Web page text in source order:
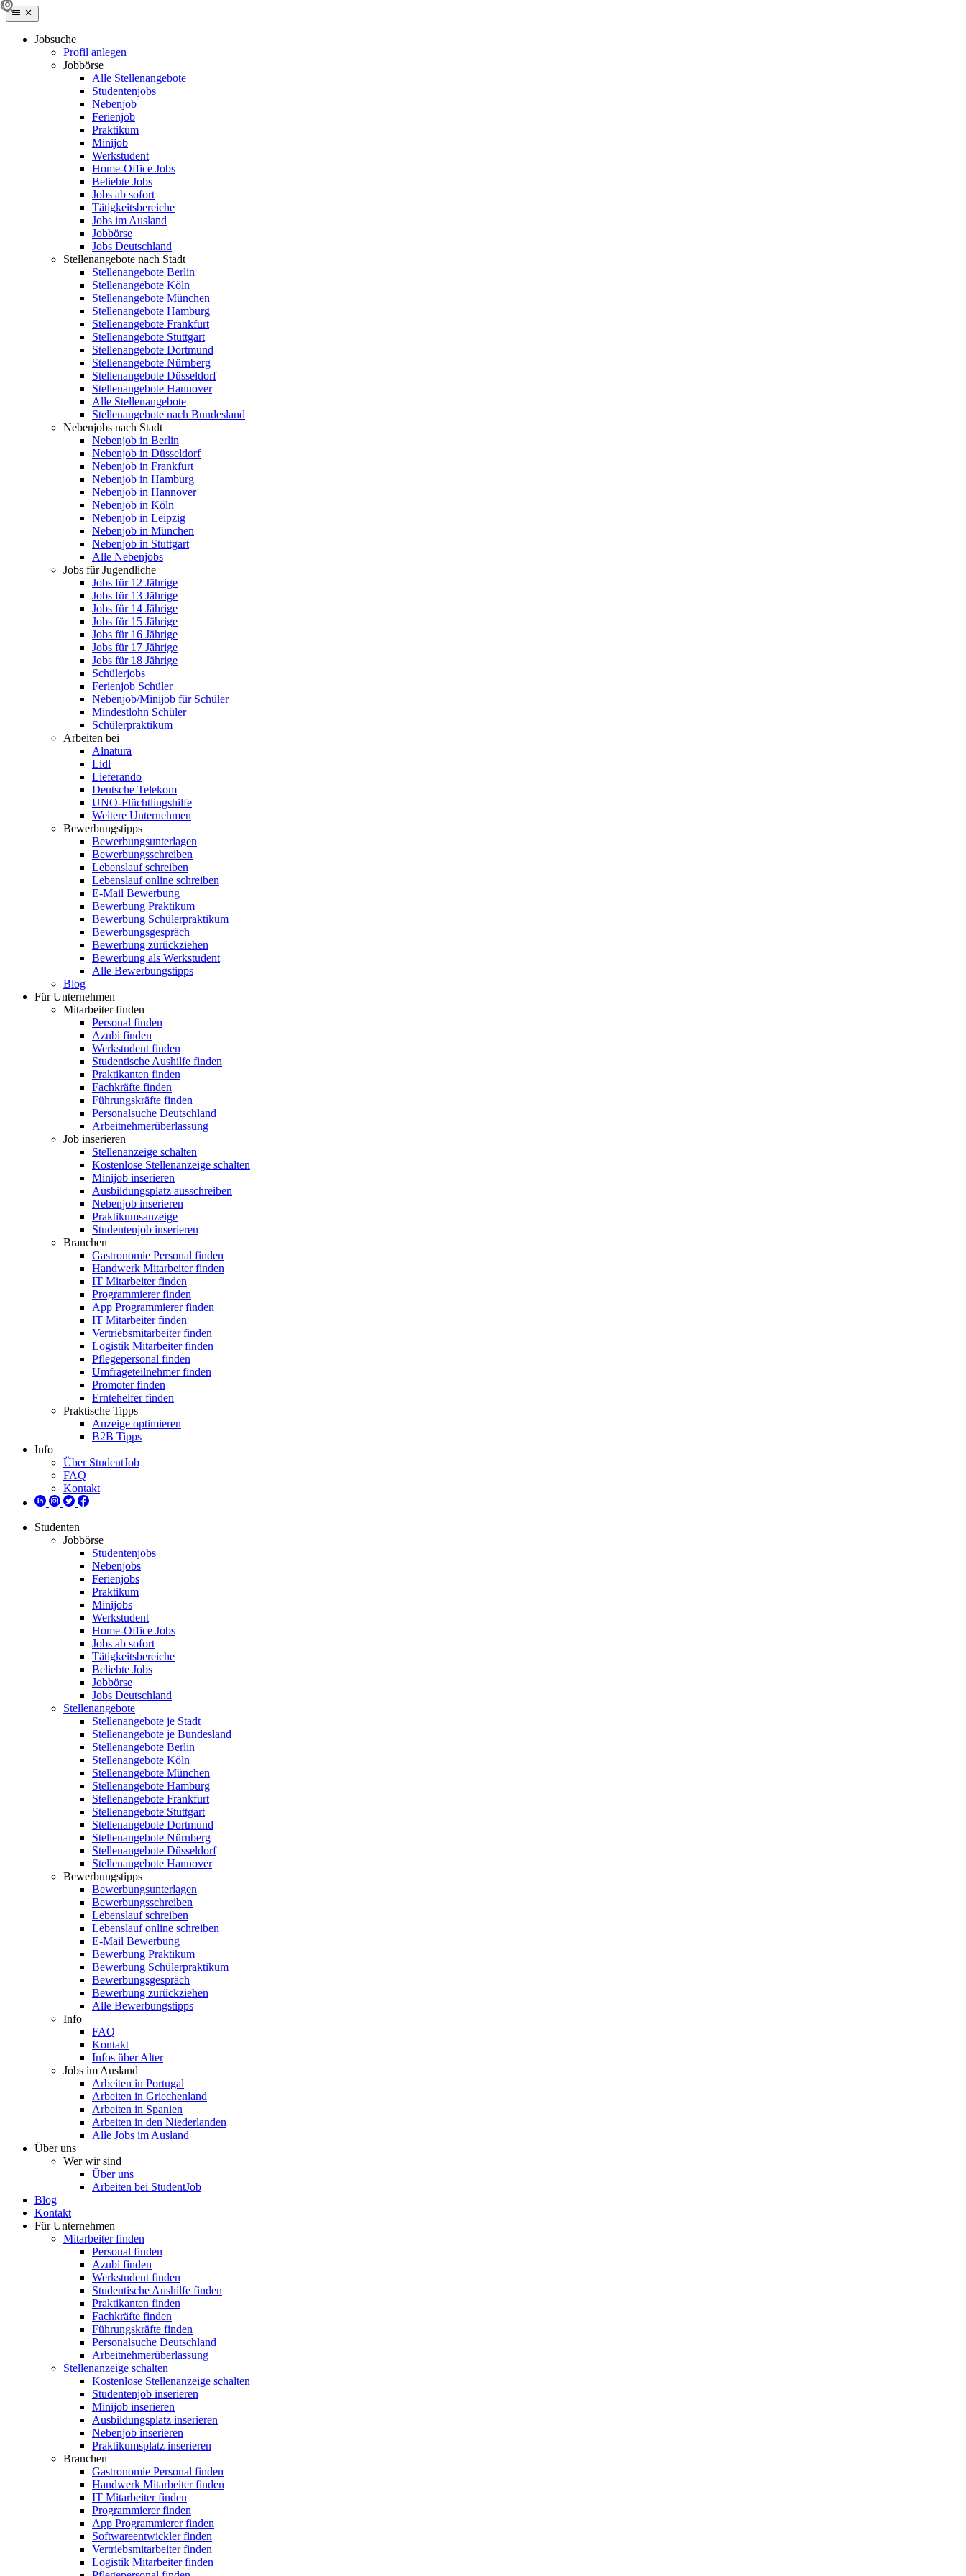
Jobsuche
Profil anlegen
Jobbörse
Alle Stellenangebote
Studentenjobs
Nebenjob
Ferienjob
Praktikum
Minijob
Werkstudent
Home-Office Jobs
Beliebte Jobs
Jobs ab sofort
Tätigkeitsbereiche
Jobs im Ausland
Jobbörse
Jobs Deutschland
Stellenangebote nach Stadt
Stellenangebote Berlin
Stellenangebote Köln
Stellenangebote München
Stellenangebote Hamburg
Stellenangebote Frankfurt
Stellenangebote Stuttgart
Stellenangebote Dortmund
Stellenangebote Nürnberg
Stellenangebote Düsseldorf
Stellenangebote Hannover
Alle Stellenangebote
Stellenangebote nach Bundesland
Nebenjobs nach Stadt
Nebenjob in Berlin
Nebenjob in Düsseldorf
Nebenjob in Frankfurt
Nebenjob in Hamburg
Nebenjob in Hannover
Nebenjob in Köln
Nebenjob in Leipzig
Nebenjob in München
Nebenjob in Stuttgart
Alle Nebenjobs
Jobs für Jugendliche
Jobs für 12 Jährige
Jobs für 13 Jährige
Jobs für 14 Jährige
Jobs für 15 Jährige
Jobs für 16 Jährige
Jobs für 17 Jährige
Jobs für 18 Jährige
Schülerjobs
Ferienjob Schüler
Nebenjob/Minijob für Schüler
Mindestlohn Schüler
Schülerpraktikum
Arbeiten bei
Alnatura
Lidl
Lieferando
Deutsche Telekom
UNO-Flüchtlingshilfe
Weitere Unternehmen
Bewerbungstipps
Bewerbungsunterlagen
Bewerbungsschreiben
Lebenslauf schreiben
Lebenslauf online schreiben
E-Mail Bewerbung
Bewerbung Praktikum
Bewerbung Schülerpraktikum
Bewerbungsgespräch
Bewerbung zurückziehen
Bewerbung als Werkstudent
Alle Bewerbungstipps
Blog
Für Unternehmen
Mitarbeiter finden
Personal finden
Azubi finden
Werkstudent finden
Studentische Aushilfe finden
Praktikanten finden
Fachkräfte finden
Führungskräfte finden
Personalsuche Deutschland
Arbeitnehmerüberlassung
Job inserieren
Stellenanzeige schalten
Kostenlose Stellenanzeige schalten
Minijob inserieren
Ausbildungsplatz ausschreiben
Nebenjob inserieren
Praktikumsanzeige
Studentenjob inserieren
Branchen
Gastronomie Personal finden
Handwerk Mitarbeiter finden
IT Mitarbeiter finden
Programmierer finden
App Programmierer finden
IT Mitarbeiter finden
Vertriebsmitarbeiter finden
Logistik Mitarbeiter finden
Pflegepersonal finden
Umfrageteilnehmer finden
Promoter finden
Erntehelfer finden
Praktische Tipps
Anzeige optimieren
B2B Tipps
Info
Über StudentJob
FAQ
Kontakt
Studenten
Jobbörse
Studentenjobs
Nebenjobs
Ferienjobs
Praktikum
Minijobs
Werkstudent
Home-Office Jobs
Jobs ab sofort
Tätigkeitsbereiche
Beliebte Jobs
Jobbörse
Jobs Deutschland
Stellenangebote
Stellenangebote je Stadt
Stellenangebote je Bundesland
Stellenangebote Berlin
Stellenangebote Köln
Stellenangebote München
Stellenangebote Hamburg
Stellenangebote Frankfurt
Stellenangebote Stuttgart
Stellenangebote Dortmund
Stellenangebote Nürnberg
Stellenangebote Düsseldorf
Stellenangebote Hannover
Bewerbungstipps
Bewerbungsunterlagen
Bewerbungsschreiben
Lebenslauf schreiben
Lebenslauf online schreiben
E-Mail Bewerbung
Bewerbung Praktikum
Bewerbung Schülerpraktikum
Bewerbungsgespräch
Bewerbung zurückziehen
Alle Bewerbungstipps
Info
FAQ
Kontakt
Infos über Alter
Jobs im Ausland
Arbeiten in Portugal
Arbeiten in Griechenland
Arbeiten in Spanien
Arbeiten in den Niederlanden
Alle Jobs im Ausland
Über uns
Wer wir sind
Über uns
Arbeiten bei StudentJob
Blog
Kontakt
Für Unternehmen
Mitarbeiter finden
Personal finden
Azubi finden
Werkstudent finden
Studentische Aushilfe finden
Praktikanten finden
Fachkräfte finden
Führungskräfte finden
Personalsuche Deutschland
Arbeitnehmerüberlassung
Stellenanzeige schalten
Kostenlose Stellenanzeige schalten
Studentenjob inserieren
Minijob inserieren
Ausbildungsplatz inserieren
Nebenjob inserieren
Praktikumsplatz inserieren
Branchen
Gastronomie Personal finden
Handwerk Mitarbeiter finden
IT Mitarbeiter finden
Programmierer finden
App Programmierer finden
Softwareentwickler finden
Vertriebsmitarbeiter finden
Logistik Mitarbeiter finden